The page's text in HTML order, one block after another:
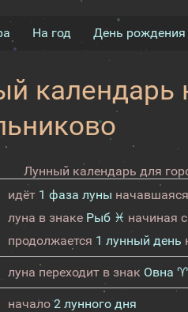
На год День рождения
календарь
Лунный календарь для
идёт 1 фаза луны начавшаяся
луна в знаке Рыб ♓ начиная с
продолжается 1 лунный день
луна переходит в знак Овна ♈
начало2 лунного дня